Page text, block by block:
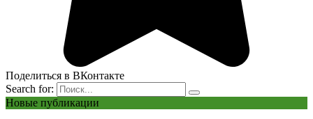
Поделиться в ВКонтакте
Search for:
Новые публикации